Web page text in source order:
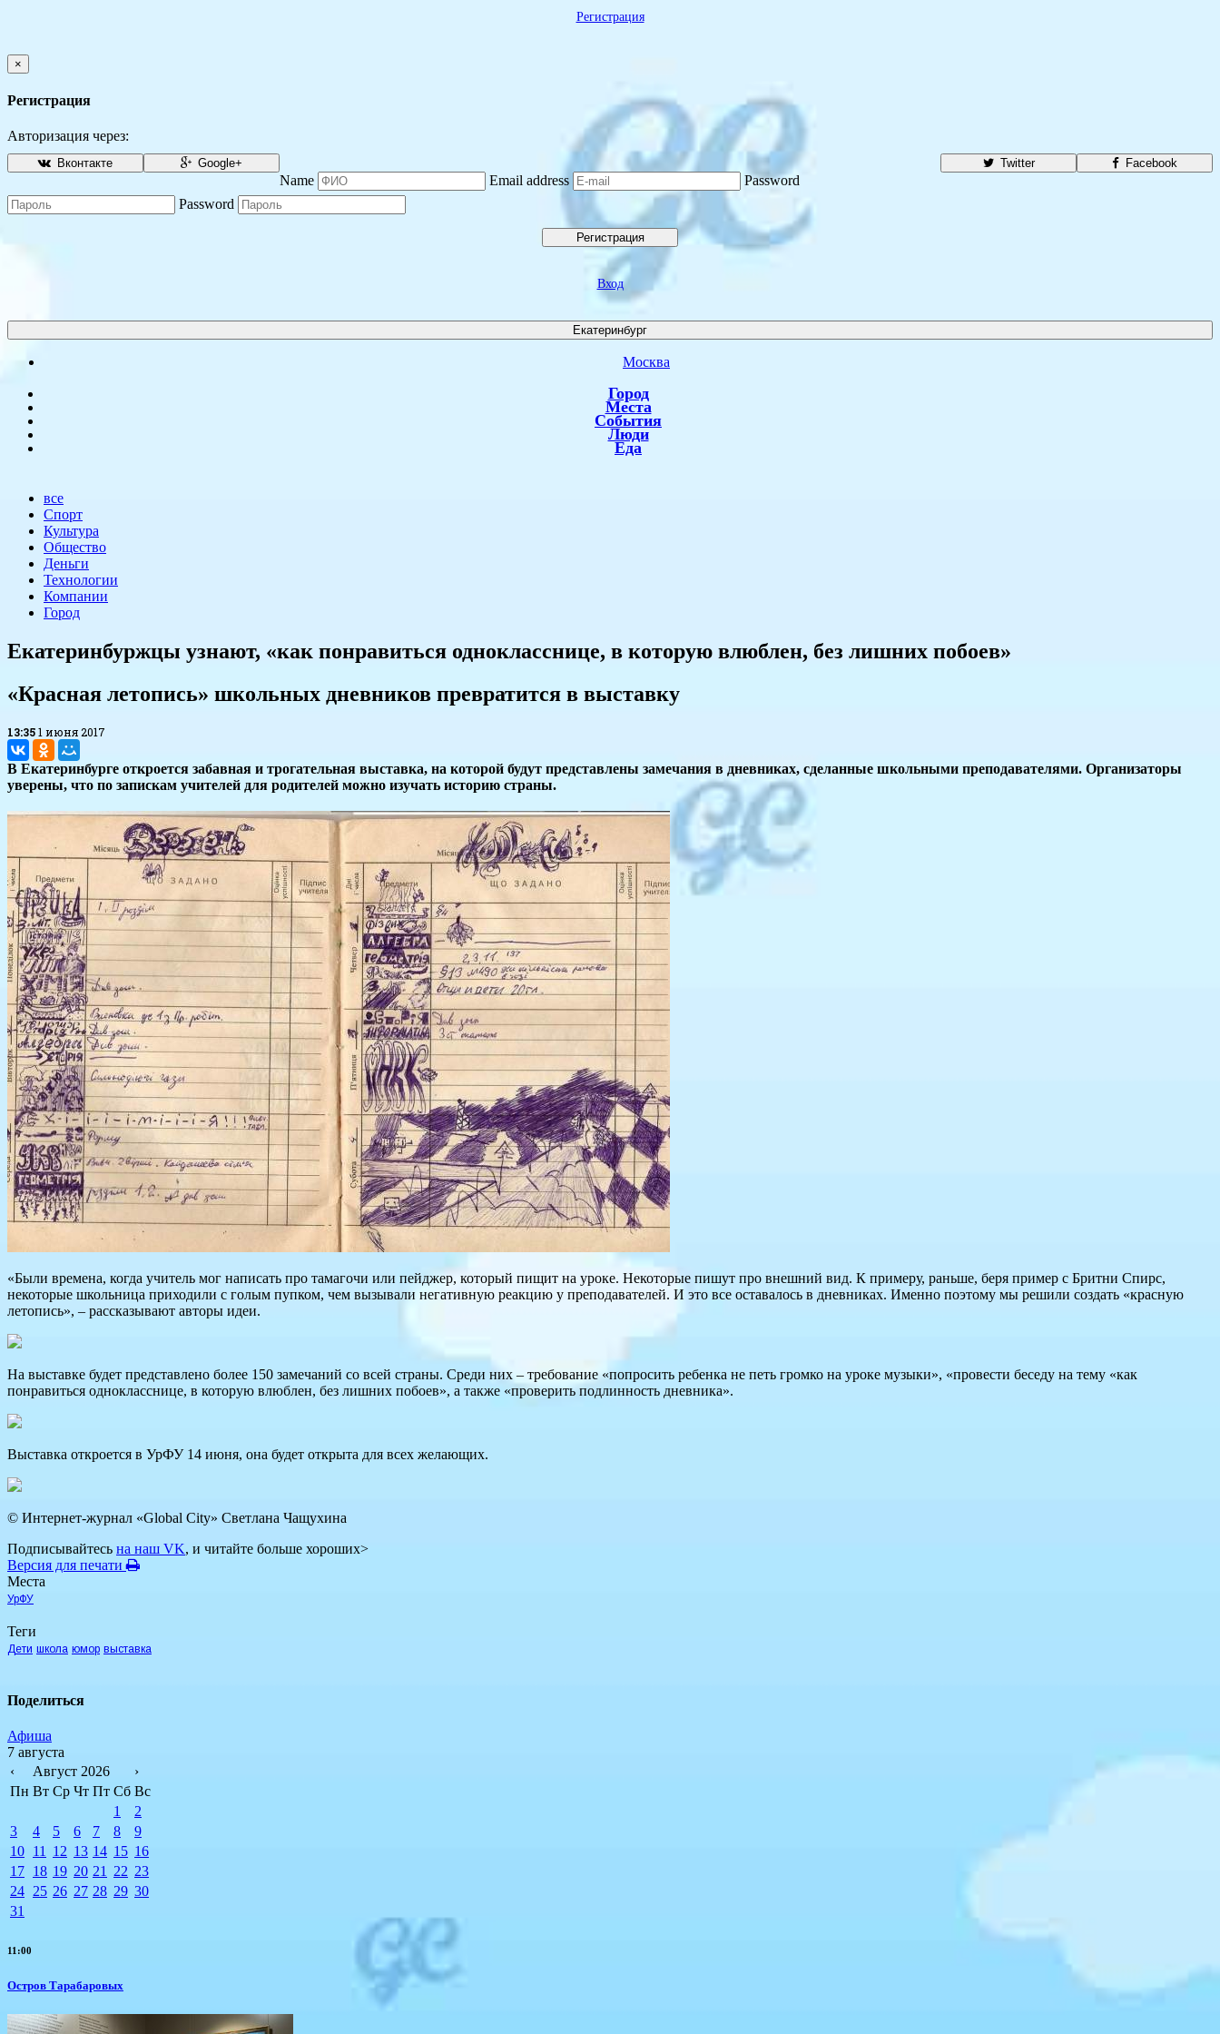
Регистрация
×
Регистрация
Авторизация через:
Facebook
Вконтакте Twitter
Google+
Name Email address
Password
Password
Регистрация
Вход
Екатеринбург
Москва
Город
Места
События
Люди
Еда
все
Спорт
Культура
Общество
Деньги
Технологии
Компании
Город
Екатеринбуржцы узнают, «как понравиться однокласснице, в которую влюблен, без лишних побоев»
«Красная летопись» школьных дневников превратится в выставку
13:351 июня 2017
В Екатеринбурге откроется забавная и трогательная выставка, на которой будут представлены замечания в дневниках, сделанные школьными преподавателями. Организаторы
уверены, что по запискам учителей для родителей можно изучать историю страны.
«Были времена, когда учитель мог написать про тамагочи или пейджер, который пищит на уроке. Некоторые пишут про внешний вид. К примеру, раньше, беря пример с Бритни Спирс,
некоторые школьница приходили с голым пупком, чем вызывали негативную реакцию у преподавателей. И это все оставалось в дневниках. Именно поэтому мы решили создать «красную
летопись», – рассказывают авторы идеи.
На выставке будет представлено более 150 замечаний со всей страны. Среди них – требование «попросить ребенка не петь громко на уроке музыки», «провести беседу на тему «как
понравиться однокласснице, в которую влюблен, без лишних побоев», а также «проверить подлинность дневника».
Выставка откроется в УрФУ 14 июня, она будет открыта для всех желающих.
© Интернет-журнал «Global City» Светлана Чащухина
Подписывайтесь на наш VK, и читайте больше хороших>
Версия для печати
Места
УрФУ
Теги
Дети школа юмор выставка
Поделиться
Афиша
7 августа
‹
Август 2026
›
Пн Вт Ср Чт Пт Сб Вс
1
2
3
4 5 6 7 8
9
10 11 12 13 14 15 16
17 18 19 20 21 22 23
24 25 26 27 28 29 30
31
11:00
Остров Тарабаровых